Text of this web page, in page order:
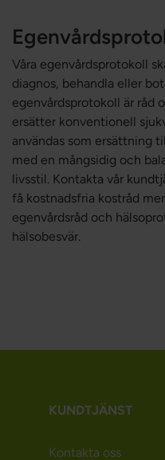
Våra egenvårdsprotokoll
diagnos, behandla eller
egenvårdsprotokoll är råd
ersätter konventionell
användas som ersättning
med en mångsidig och
livsstil. Kontakta vår
få kostnadsfria kostråd
egenvårdsråd och
hälsobesvär.
KUNDTJÄNST
Kontakta oss